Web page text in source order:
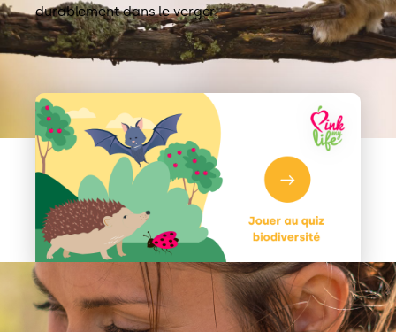
durablement dans le verger.